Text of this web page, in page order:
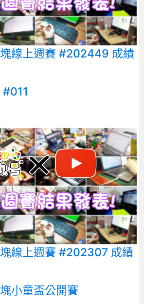
線上週賽 #202449 成績
線上週賽 #202307 成績
小童盃公開賽